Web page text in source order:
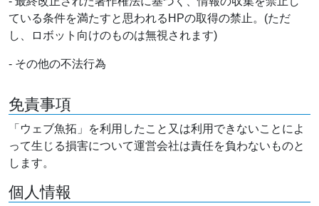
ている条件を満たすと思われるHPの取得の禁止。(ただ
し、ロボット向けのものは無視されます)
- その他の不法行為
免責事項
「ウェブ魚拓」を利用したこと又は利用できないことによ
って生じる損害について運営会社は責任を負わないものと
します。
個人情報